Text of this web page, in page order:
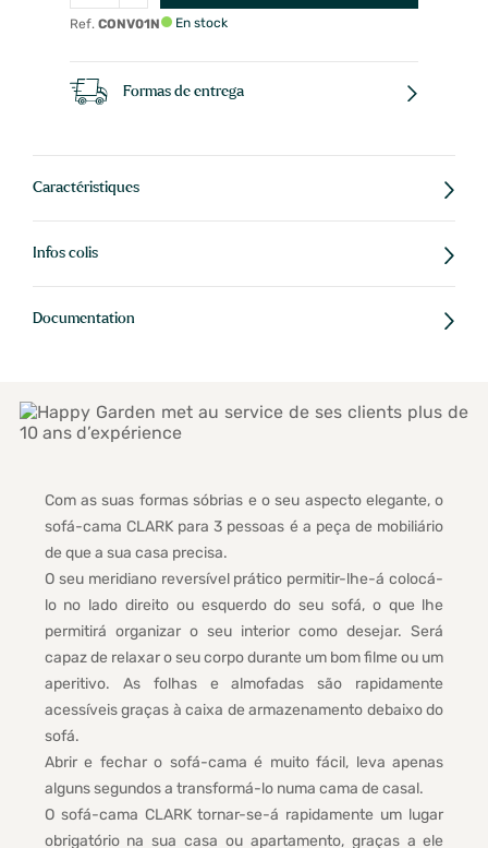
Ref. CONV01N En stock
Formas de entrega
Caractéristiques
Infos colis
Documentation
Com as suas formas sóbrias e o seu aspecto elegante, o
sofá-cama CLARK para 3 pessoas é a peça de mobiliário
de que a sua casa precisa.
O seu meridiano reversível prático permitir-lhe-á colocá-
lo no lado direito ou esquerdo do seu sofá, o que lhe
permitirá organizar o seu interior como desejar. Será
capaz de relaxar o seu corpo durante um bom filme ou um
aperitivo. As folhas e almofadas são rapidamente
acessíveis graças à caixa de armazenamento debaixo do
sofá.
Abrir e fechar o sofá-cama é muito fácil, leva apenas
alguns segundos a transformá-lo numa cama de casal.
O sofá-cama CLARK tornar-se-á rapidamente um lugar
obrigatório na sua casa ou apartamento, graças a ele